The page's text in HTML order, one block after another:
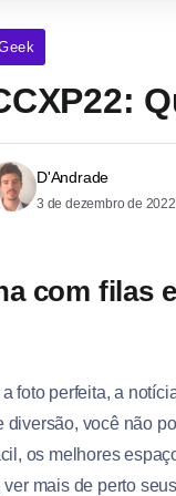
D'Andrade
3 de dezembro de 2022
com filas
foto perfeita, a
diversão, você não
os melhores
ver mais de perto